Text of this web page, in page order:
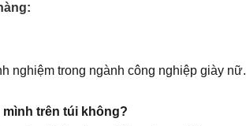
nghiệm trong ngành công nghiệp giày nữ.
trên túi không?